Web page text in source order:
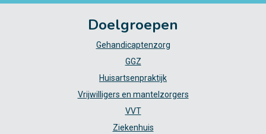
Doelgroepen
Gehandicaptenzorg
GGZ
Huisartsenpraktijk
Vrijwilligers en mantelzorgers
VVT
Ziekenhuis